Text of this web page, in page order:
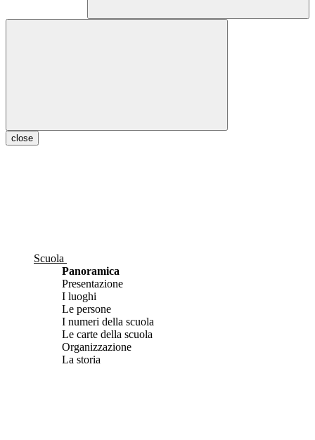
close
Scuola
Panoramica
Presentazione
I luoghi
Le persone
I numeri della scuola
Le carte della scuola
Organizzazione
La storia